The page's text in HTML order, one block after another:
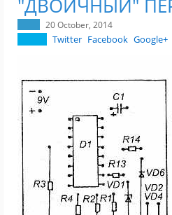
"ДВОИЧНЫЙ"
20 October, 2014
Twitter Facebook Google+